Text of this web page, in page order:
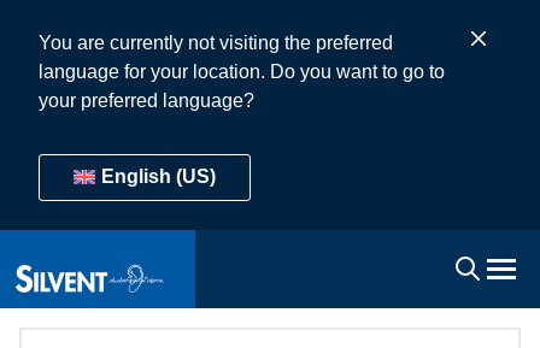
You are currently not visiting the preferred
language for your location. Do you want to go to
your preferred language?
English (US)